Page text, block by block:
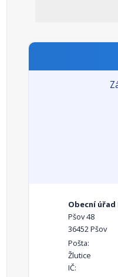
Obecní úřad
Pšov 48
36452 Pšov
Pošta:
Žlutice
IČ: